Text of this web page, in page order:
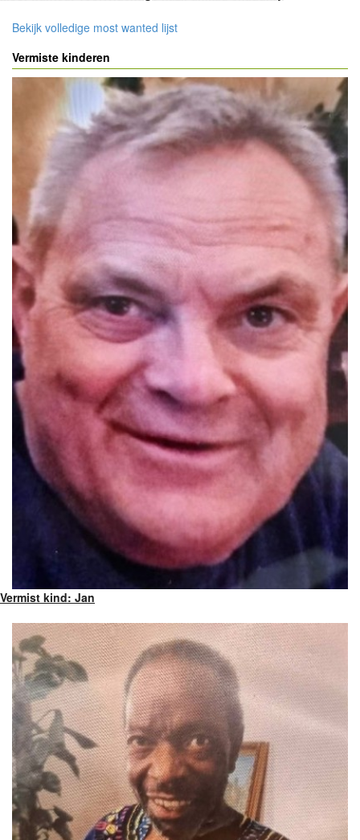
Bekijk volledige most wanted lijst
Vermiste kinderen
Vermist kind: Jan